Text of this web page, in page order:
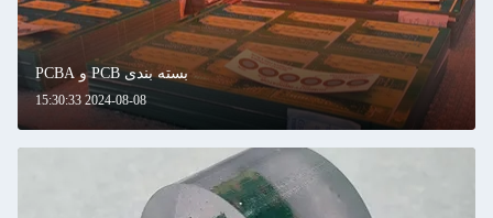
2024-08-08 15:30:33
بسته بندی PCB و PCBA